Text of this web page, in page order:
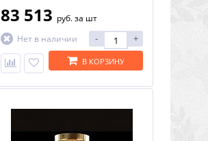
83 513 руб.за шт
Нет в наличии
- +
В КОРЗИНУ